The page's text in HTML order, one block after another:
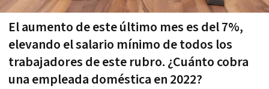
El aumento de este último mes es del 7%,
elevando el salario mínimo de todos los
trabajadores de este rubro. ¿Cuánto cobra
una empleada doméstica en 2022?